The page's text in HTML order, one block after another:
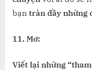
bạn tràn đầy những
11. Mơ:
Viết lại những